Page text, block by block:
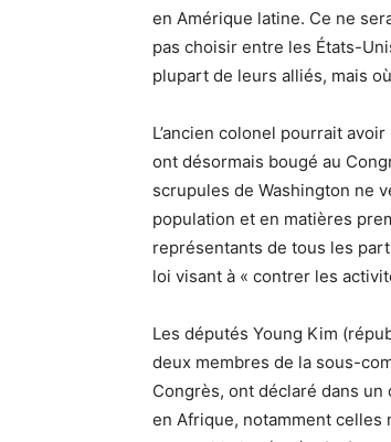
en Amérique latine. Ce ne
pas choisir entre les États-
plupart de leurs alliés, mais
L’ancien colonel pourrait
ont désormais bougé au
scrupules de Washington ne
population et en matières
représentants de tous les
loi visant à « contrer les
Les députés Young Kim
deux membres de la sous-
Congrès, ont déclaré dans
en Afrique, notamment celles